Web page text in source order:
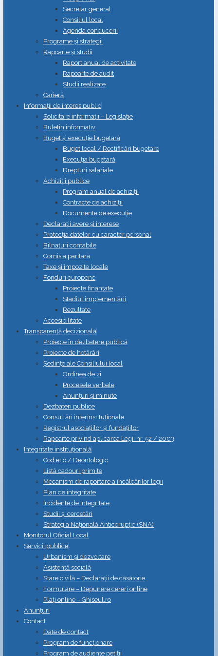
Secretar general
Consiliul local
Agenda conducerii
Programe și strategii
Rapoarte și studii
Raport anual de activitate
Rapoarte de audit
Studii realizate
Carieră
Informații de interes public
Solicitare informații – Legislație
Buletin informativ
Buget și execuție bugetară
Buget local / Rectificări bugetare
Execuția bugetară
Drepturi salariale
Achiziții publice
Program anual de achiziții
Contracte de achiziții
Documente de execuție
Declarații avere și interese
Protecția datelor cu caracter personal
Bilnațuri contabile
Comisia paritară
Taxe și impozite locale
Fonduri europene
Proiecte finanțate
Stadiul implementării
Rezultate
Accesibilitate
Transparență decizională
Proiecte în dezbatere publică
Proiecte de hotărâri
Ședințe ale Consiliului local
Ordinea de zi
Procesele verbale
Anunțuri și minute
Dezbateri publice
Consultări interinstituționale
Registrul asociațiilor și fundațiilor
Rapoarte privind aplicarea Legii nr. 52 / 2003
Integritate instituțională
Cod etic / Deontologic
Listă cadouri primite
Mecanism de raportare a încălcărilor legii
Plan de integritate
Incidente de integritate
Studii și cercetări
Strategia Naţională Anticorupţie (SNA)
Monitorul Oficial Local
Servicii publice
Urbanism și dezvoltare
Asistență socială
Stare civilă – Declarații de căsătorie
Formulare – Depunere cereri online
Plați online – Ghiseul.ro
Anunțuri
Contact
Date de contact
Program de funcționare
Program de audiențe petiții